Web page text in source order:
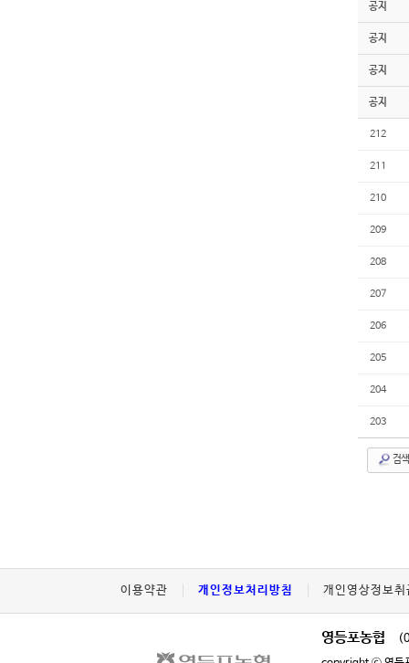
공지
공지
공지
공지
212
211
210
209
208
207
206
205
204
203
검색
이용약관 개인정보처리방침 개인영상정보취
영등포농협